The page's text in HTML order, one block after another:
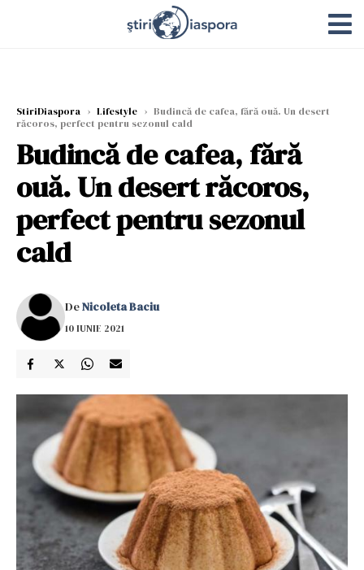
StiriDiaspora › Lifestyle › Budincă de cafea, fără ouă. Un desert
răcoros, perfect pentru sezonul cald
Budincă de cafea, fără
ouă. Un desert răcoros,
perfect pentru sezonul
cald
DeNicoleta Baciu
10 IUNIE 2021